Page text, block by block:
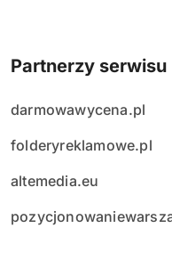
Partnerzy serwisu
darmowawycena.pl
folderyreklamowe.pl
altemedia.eu